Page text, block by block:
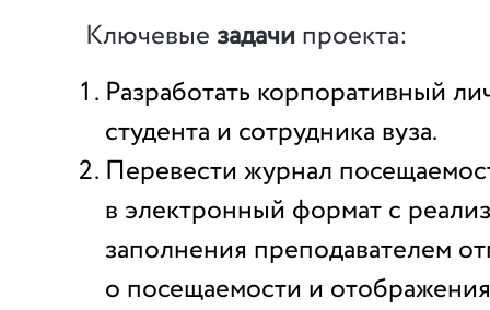
Ключевые задачи проекта:
Разработать корпоративный
студента и сотрудника вуза.
Перевести журнал
в электронный формат с
заполнения преподавателем
о посещаемости и